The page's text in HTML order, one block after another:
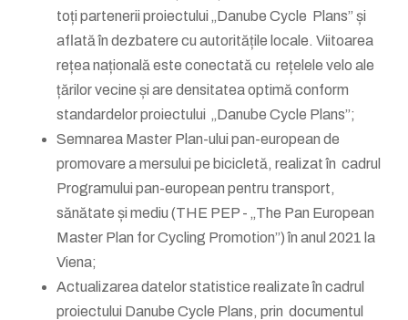
toți partenerii proiectului „Danube Cycle Plans” și
aflată în dezbatere cu autoritățile locale. Viitoarea
rețea națională este conectată cu rețelele velo ale
țărilor vecine și are densitatea optimă conform
standardelor proiectului „Danube Cycle Plans”;
Semnarea Master Plan-ului pan-european de
promovare a mersului pe bicicletă, realizat în cadrul
Programului pan-european pentru transport,
sănătate și mediu (THE PEP - „The Pan European
Master Plan for Cycling Promotion”) în anul 2021 la
Viena;
Actualizarea datelor statistice realizate în cadrul
proiectului Danube Cycle Plans, prin documentul